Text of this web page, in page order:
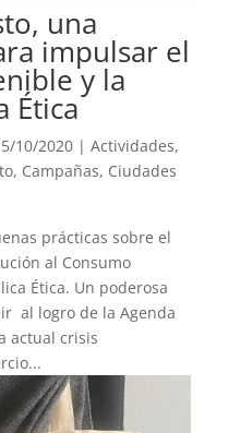
una
impulsar el
y la
Ética
5/10/2020 | Actividades,
, Campañas, Ciudades
prácticas sobre el
al Consumo
Ética. Un poderosa
al logro de la Agenda
actual crisis